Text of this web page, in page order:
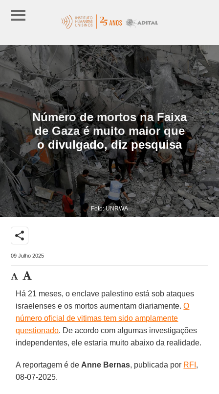
Número de mortos na Faixa
de Gaza é muito maior que
o divulgado, diz pesquisa
Foto: UNRWA
share
09 Julho 2025
Há 21 meses, o enclave palestino está sob ataques
israelenses e os mortos aumentam diariamente.O
número oficial de vitimas tem sido amplamente
questionado. De acordo com algumas investigações
independentes, ele estaria muito abaixo da realidade.
A reportagem é de Anne Bernas, publicada por RFI ,
08-07-2025.